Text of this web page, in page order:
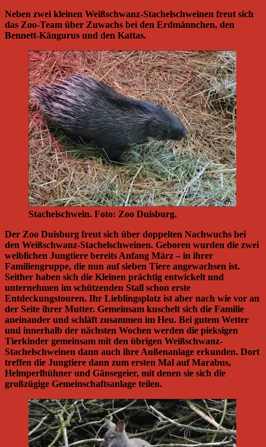
Neben zwei kleinen Weißschwanz-Stachelschweinen freut sich
das Zoo-Team über Zuwachs bei den Erdmännchen, den
Bennett-Kängurus und den Kattas.
Stachelschwein. Foto: Zoo Duisburg.
Der Zoo Duisburg freut sich über doppelten Nachwuchs bei
den Weißschwanz-Stachelschweinen. Geboren wurden die zwei
weiblichen Jungtiere bereits Anfang März – in ihrer
Familiengruppe, die nun auf sieben Tiere angewachsen ist.
Seither haben sich die Kleinen prächtig entwickelt und
unternehmen im schützenden Stall schon erste
Entdeckungstouren. Ihr Lieblingsplatz ist aber nach wie vor an
der Seite ihrer Mutter. Gemeinsam kuschelt sich die Familie
aneinander und schläft zusammen im Heu. Bei gutem Wetter
und innerhalb der nächsten Wochen werden die pieksigen
Tierkinder gemeinsam mit den übrigen Weißschwanz-
Stachelschweinen dann auch ihre Außenanlage erkunden. Dort
treffen die Jungtiere dann zum ersten Mal auf Marabus,
Helmperlhühner und Gänsegeier, mit denen sie sich die
großzügige Gemeinschaftsanlage teilen.